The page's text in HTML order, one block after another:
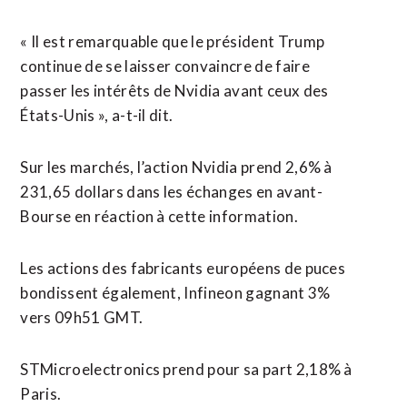
« Il est remarquable que le président Trump
continue de se laisser convaincre de faire
passer les intérêts de Nvidia avant ceux des
États-Unis », a-t-il dit.
Sur les marchés, l’action Nvidia prend 2,6% à
231,65 dollars dans les échanges en avant-
Bourse en réaction à cette information.
Les actions des fabricants ⁠européens de puces
bondissent également, Infineon gagnant 3%
vers 09h51 GMT.
STMicroelectronics prend pour sa part 2,18% à
Paris.